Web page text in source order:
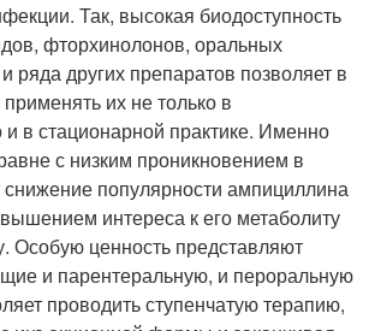
Так, высокая биодоступность
фторхинолонов, оральных
ряда других препаратов позволяет в
их не только в
в стационарной практике. Именно
с низким проникновением в
снижение популярности ампициллина
интереса к его метаболиту
Особую ценность представляют
и парентеральную, и пероральную
проводить ступенчатую терапию,